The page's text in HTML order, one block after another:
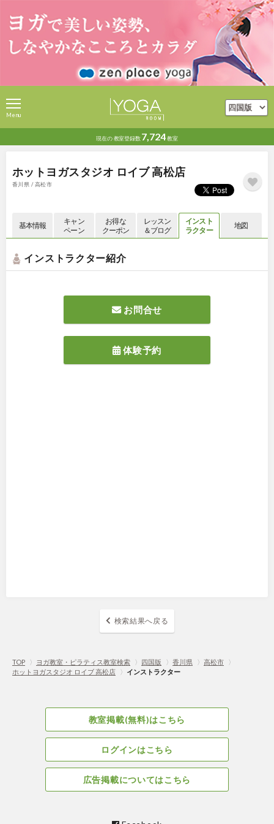
現在の教室登録数 7,724教室
Menu
ホットヨガスタジオ ロイブ 高松店
香川県 / 高松市
基本情報
キャン
ペーン
お得な
クーポン
レッスン
＆ブログ
インスト
ラクター
地図
インストラクター紹介
お問合せ
体験予約
検索結果へ戻る
TOP 〉 ヨガ教室・ピラティス教室検索 〉 四国版 〉 香川県 〉 高松市
〉
ホットヨガスタジオ ロイブ 高松店
〉 インストラクター
教室掲載(無料)はこちら
ログインはこちら
広告掲載についてはこちら